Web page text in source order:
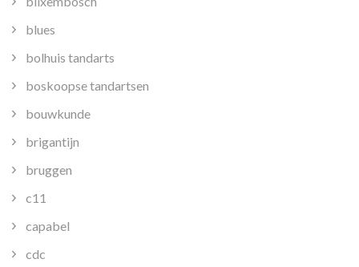
blues
bolhuis tandarts
boskoopse tandartsen
bouwkunde
brigantijn
bruggen
c11
capabel
cdc